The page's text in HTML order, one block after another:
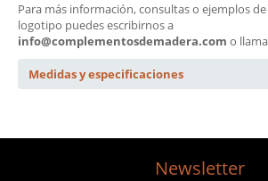
Para más información, consultas o ejemplos
logotipo puedes escribirnos a
info@complementosdemadera.com o
Medidas y especificaciones
Newsletter